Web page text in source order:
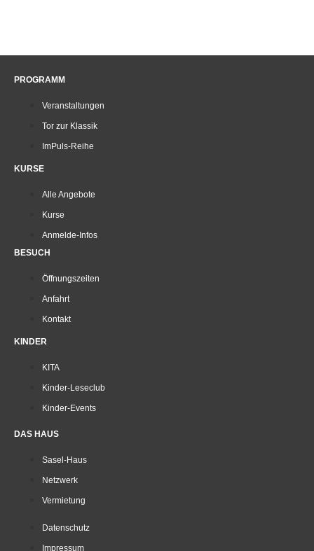
PROGRAMM
Veranstaltungen
Tor zur Klassik
ImPuls-Reihe
KURSE
Alle Angebote
Kurse
Anmelde-Infos
BESUCH
Öffnungszeiten
Anfahrt
Kontakt
KINDER
KITA
Kinder-Leseclub
Kinder-Events
DAS HAUS
Sasel-Haus
Netzwerk
Vermietung
Datenschutz
Impressum